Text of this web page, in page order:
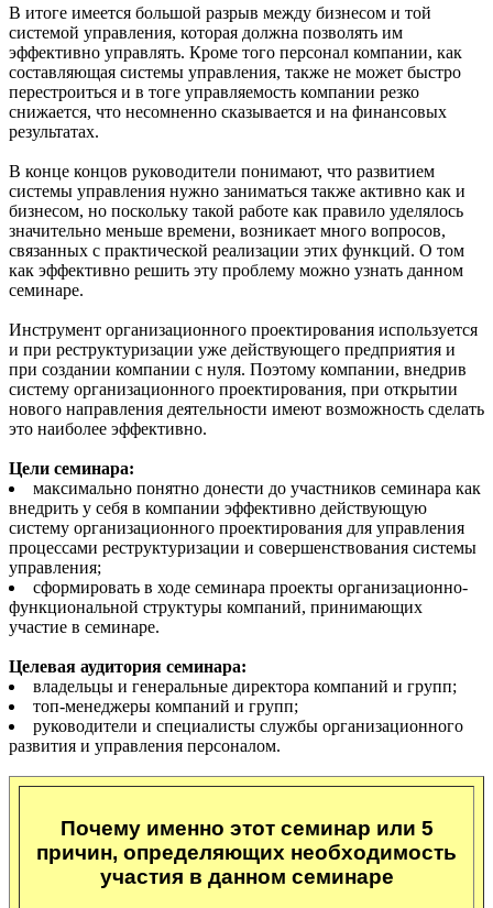
В итоге имеется большой разрыв между бизнесом и той
системой управления, которая должна позволять им
эффективно управлять. Кроме того персонал компании, как
составляющая системы управления, также не может быстро
перестроиться и в тоге управляемость компании резко
снижается, что несомненно сказывается и на финансовых
результатах.
В конце концов руководители понимают, что развитием
системы управления нужно заниматься также активно как и
бизнесом, но поскольку такой работе как правило уделялось
значительно меньше времени, возникает много вопросов,
связанных с практической реализации этих функций. О том
как эффективно решить эту проблему можно узнать данном
семинаре.
Инструмент организационного проектирования используется
и при реструктуризации уже действующего предприятия и
при создании компании с нуля. Поэтому компании, внедрив
систему организационного проектирования, при открытии
нового направления деятельности имеют возможность сделать
это наиболее эффективно.
Цели семинара:
максимально понятно донести до участников семинара как
внедрить у себя в компании эффективно действующую
систему организационного проектирования для управления
процессами реструктуризации и совершенствования системы
управления;
сформировать в ходе семинара проекты организационно-
функциональной структуры компаний, принимающих
участие в семинаре.
Целевая аудитория семинара:
владельцы и генеральные директора компаний и групп;
топ-менеджеры компаний и групп;
руководители и специалисты службы организационного
развития и управления персоналом.
Почему именно этот семинар или 5
причин, определяющих необходимость
участия в данном семинаре